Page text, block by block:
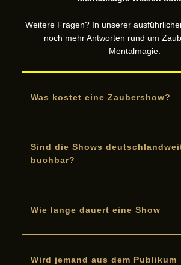
Weitere Fragen? In unserer
noch mehr Antworten rund um
Mentalmagie.
Was kostet eine Zaubershow?
Sind die Shows
buchbar?
Wie lange dauert eine Show
Wird jemand aus dem Publikum